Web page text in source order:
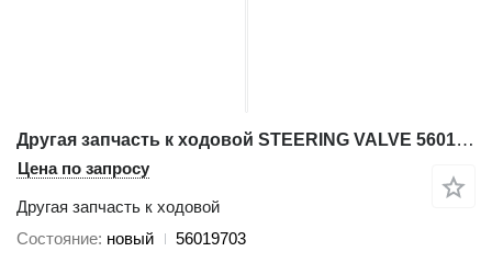
Другая запчасть к ходовой STEERING VALVE 56019703 для горнодобывающей техники Sandvik
Цена по запросу
Другая запчасть к ходовой
Состояние новый
56019703